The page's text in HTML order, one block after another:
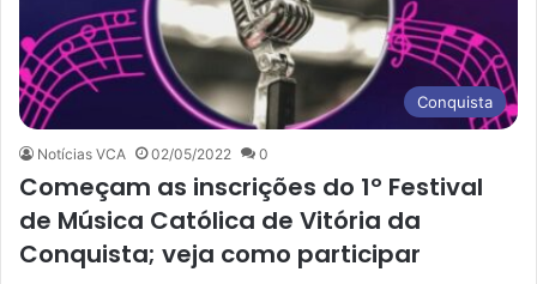
Conquista
Notícias VCA 02/05/2022 0
Começam as inscrições do 1º Festival
de Música Católica de Vitória da
Conquista; veja como participar